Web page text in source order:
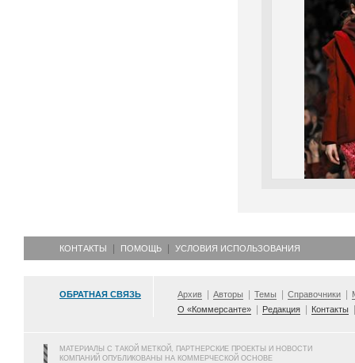
КОНТАКТЫ ПОМОЩЬ УСЛОВИЯ ИСПОЛЬЗОВАНИЯ
ОБРАТНАЯ СВЯЗЬ Архив Авторы Темы Справочники
О «Коммерсанте»
Редакция Контакты
МАТЕРИАЛЫ С ТАКОЙ МЕТКОЙ, ПАРТНЕРСКИЕ ПРОЕКТЫ И НОВОСТИ
КОМПАНИЙ ОПУБЛИКОВАНЫ НА КОММЕРЧЕСКОЙ ОСНОВЕ